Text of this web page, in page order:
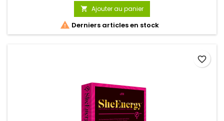
 Ajouter au panier
 Derniers articles en stock
favorite_border